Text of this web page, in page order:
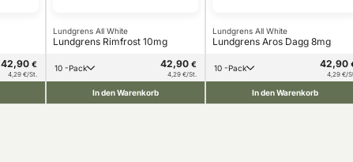
42,90 €
4,29 €/St.
Lundgrens All White
Lundgrens Rimfrost 10mg
10 -Pack 42,90 €
4,29 €/St.
In den Warenkorb
Lundgrens All White
Lundgrens Aros Dagg 8mg
10 -Pack 42,90
4,29 €/St.
In den Warenkorb